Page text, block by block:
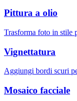
Pittura a olio
Trasforma foto in stile
Vignettatura
Aggiungi bordi scuri
Mosaico facciale